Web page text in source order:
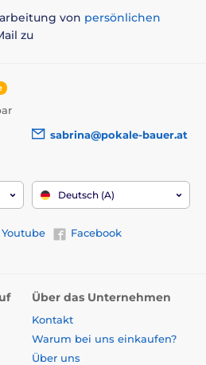
von persönlichen
zu
sabrina@pokale-bauer.at
Deutsch (A)
Youtube
Facebook
Über das Unternehmen
Kontakt
Warum bei uns einkaufen?
Über uns